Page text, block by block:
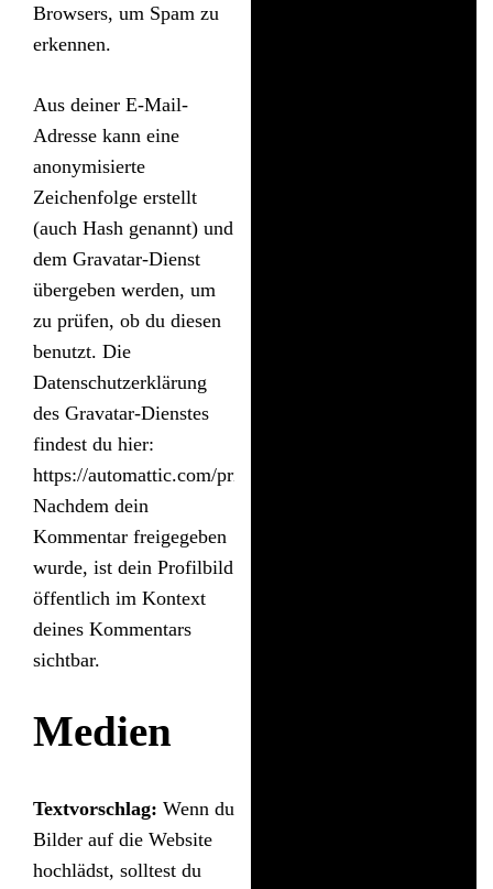
Browsers, um Spam zu
erkennen.
Aus deiner E-Mail-
Adresse kann eine
anonymisierte
Zeichenfolge erstellt
(auch Hash genannt) und
dem Gravatar-Dienst
übergeben werden, um
zu prüfen, ob du diesen
benutzt. Die
Datenschutzerklärung
des Gravatar-Dienstes
findest du hier:
https://automattic.com/privacy/.
Nachdem dein
Kommentar freigegeben
wurde, ist dein Profilbild
öffentlich im Kontext
deines Kommentars
sichtbar.
Medien
Textvorschlag: Wenn du
Bilder auf die Website
hochlädst, solltest du